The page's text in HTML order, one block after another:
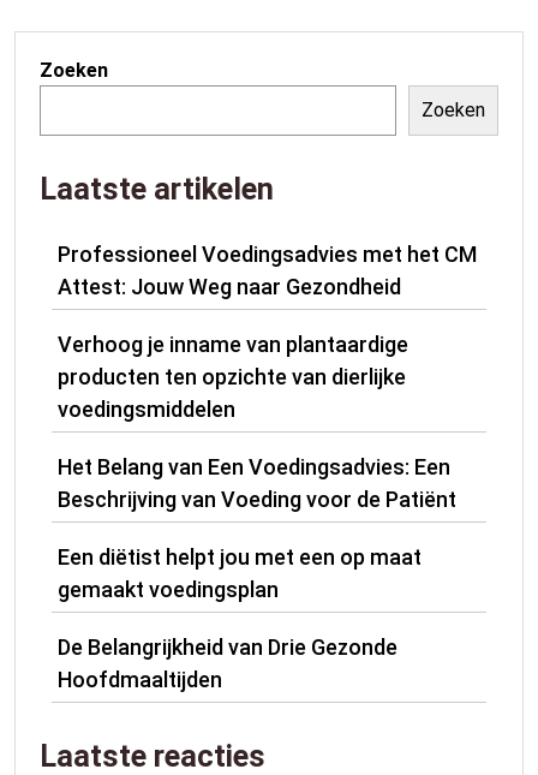
Zoeken
Zoeken
Laatste artikelen
Professioneel Voedingsadvies met het CM
Attest: Jouw Weg naar Gezondheid
Verhoog je inname van plantaardige
producten ten opzichte van dierlijke
voedingsmiddelen
Het Belang van Een Voedingsadvies: Een
Beschrijving van Voeding voor de Patiënt
Een diëtist helpt jou met een op maat
gemaakt voedingsplan
De Belangrijkheid van Drie Gezonde
Hoofdmaaltijden
Laatste reacties